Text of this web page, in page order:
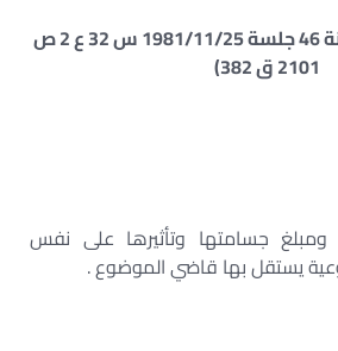
(الطعن رقم 964 لسنة 46 جلسة 1981/11/25 س 32 ع 2 ص
2101 ق 382)
ومبلغ جسامتها وتأثيرها على نفس
يستقل بها قاضي الموضوع .